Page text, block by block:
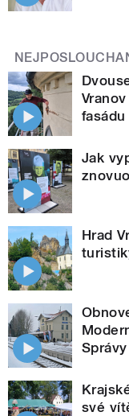
fasádu
Jak
Hrad
své